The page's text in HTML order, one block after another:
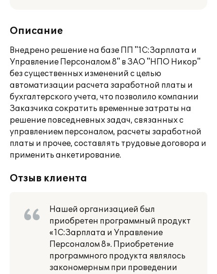
Описание
Внедрено решение на базе ПП "1С:Зарплата и
Управление Персоналом 8" в ЗАО "НПО Никор"
без существенных изменений с целью
автоматизации расчета заработной платы и
бухгалтерского учета, что позволило компании
Заказчика сократить временные затраты на
решение повседневных задач, связанных с
управлением персоналом, расчеты заработной
платы и прочее, составлять трудовые договора и
применить анкетирование.
Отзыв клиента
Нашей организацией был
приобретен программный продукт
«1С:Зарплата и Управление
Персоналом 8». Приобретение
программного продукта являлось
закономерным при проведении